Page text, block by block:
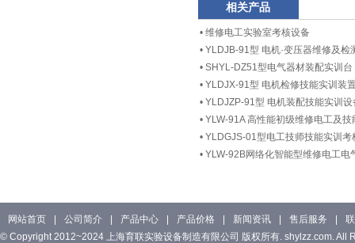
相关产品
• 维修电工实验室考核设备
• YLDJB-91型 电机·变压器维修及检
• SHYL-DZ51型电气器材装配实训台
• YLDJX-91型 电机检修技能实训装
• YLDJZP-91型 电机装配技能实训设
• YLW-91A 高性能初级维修电工及
• YLDGJS-01型电工技师技能实训考
• YLW-92B网络化智能型维修电工电
网站首页 公司简介 产品中心 产品价格 新闻资讯 售后服务
© Copyright 2012~2024 上海育联实验设备制造有限公司 版权所有. shylzz.com. All